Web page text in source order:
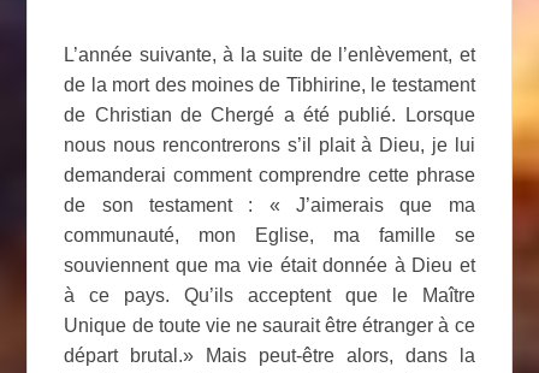
L’année suivante, à la suite de l’enlèvement, et
de la mort des moines de Tibhirine, le testament
de Christian de Chergé a été publié. Lorsque
nous nous rencontrerons s’il plait à Dieu, je lui
demanderai comment comprendre cette phrase
de son testament : « J’aimerais que ma
communauté, mon Eglise, ma famille se
souviennent que ma vie était donnée à Dieu et
à ce pays. Qu’ils acceptent que le Maître
Unique de toute vie ne saurait être étranger à ce
départ brutal.» Mais peut-être alors, dans la